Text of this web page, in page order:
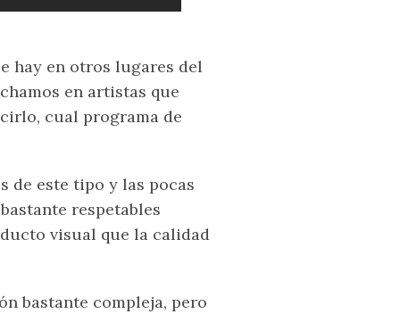
hay en otros lugares del
en artistas que
cual programa de
de este tipo y las pocas
respetables
visual que la calidad
bastante compleja, pero